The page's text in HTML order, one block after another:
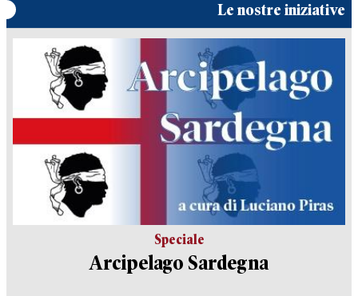
Le nostre iniziative
Speciale
Arcipelago Sardegna